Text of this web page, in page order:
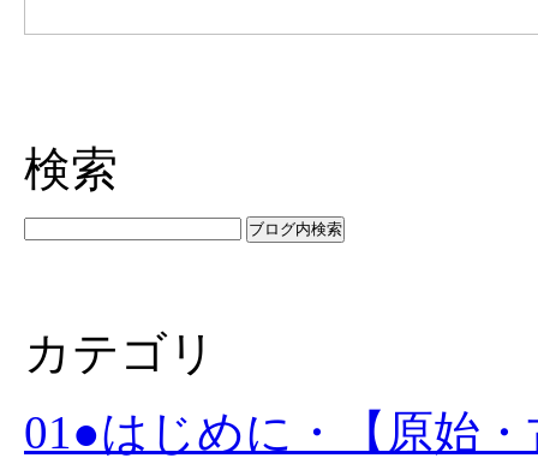
検索
カテゴリ
01●はじめに・【原始